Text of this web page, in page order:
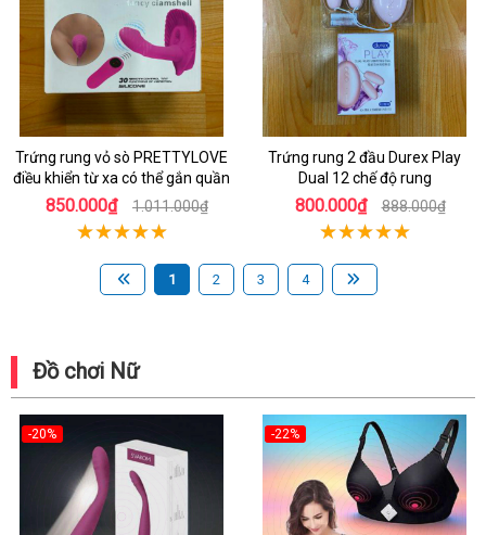
Trứng rung vỏ sò PRETTYLOVE
điều khiển từ xa có thể gắn quần
850.000₫ 1.011.000₫
Trứng rung 2 đầu Durex Play
Dual 12 chế độ rung
800.000₫ 888.000₫
1 2 3 4
Đồ chơi Nữ
-20% -22%